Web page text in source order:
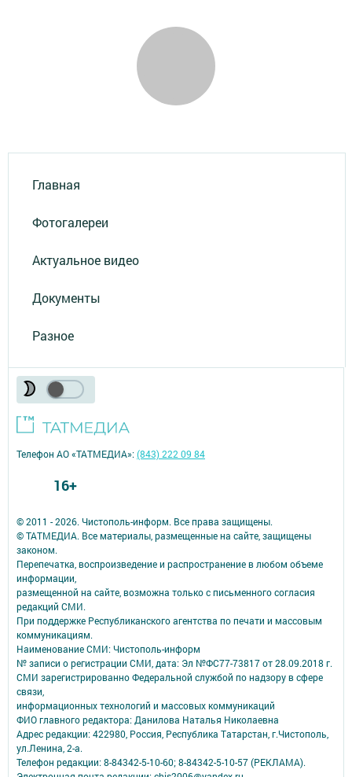
Главная
Фотогалереи
Актуальное видео
Документы
Разное
© 2011 - 2026. Чистополь-информ. Все права защищены.
© ТАТМЕДИА. Все материалы, размещенные на сайте, защищены
законом.
Перепечатка, воспроизведение и распространение в любом объеме
информации,
размещенной на сайте, возможна только с письменного согласия
редакций СМИ.
При поддержке Республиканского агентства по печати и массовым
коммуникациям.
Наименование СМИ: Чистополь-информ
№ записи о регистрации СМИ, дата: Эл №ФС77-73817 от 28.09.2018 г.
СМИ зарегистрированно Федеральной службой по надзору в сфере
связи,
информационных технологий и массовых коммуникаций
ФИО главного редактора: Данилова Наталья Николаевна
Адрес редакции: 422980, Россия, Республика Татарстан, г.Чистополь,
ул.Ленина, 2-а.
Телефон редакции: 8-84342-5-10-60; 8-84342-5-10-57 (РЕКЛАМА).
Телефон АО «ТАТМЕДИА»:(843) 222 09 84
16+